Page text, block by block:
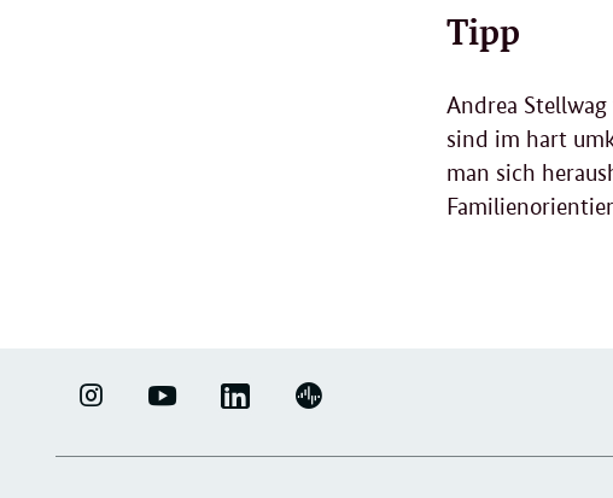
Tipp
Andrea
sind im hart
man sich
ERFOLGSFAKTOR
YOUTUBE LINKEDIN
UNTERNEHMENSNETZWERK
PODIGEE